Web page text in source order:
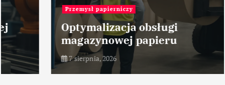
Przemysł papierniczy
Optymalizacja obsługi
magazynowej papieru
7 sierpnia, 2026